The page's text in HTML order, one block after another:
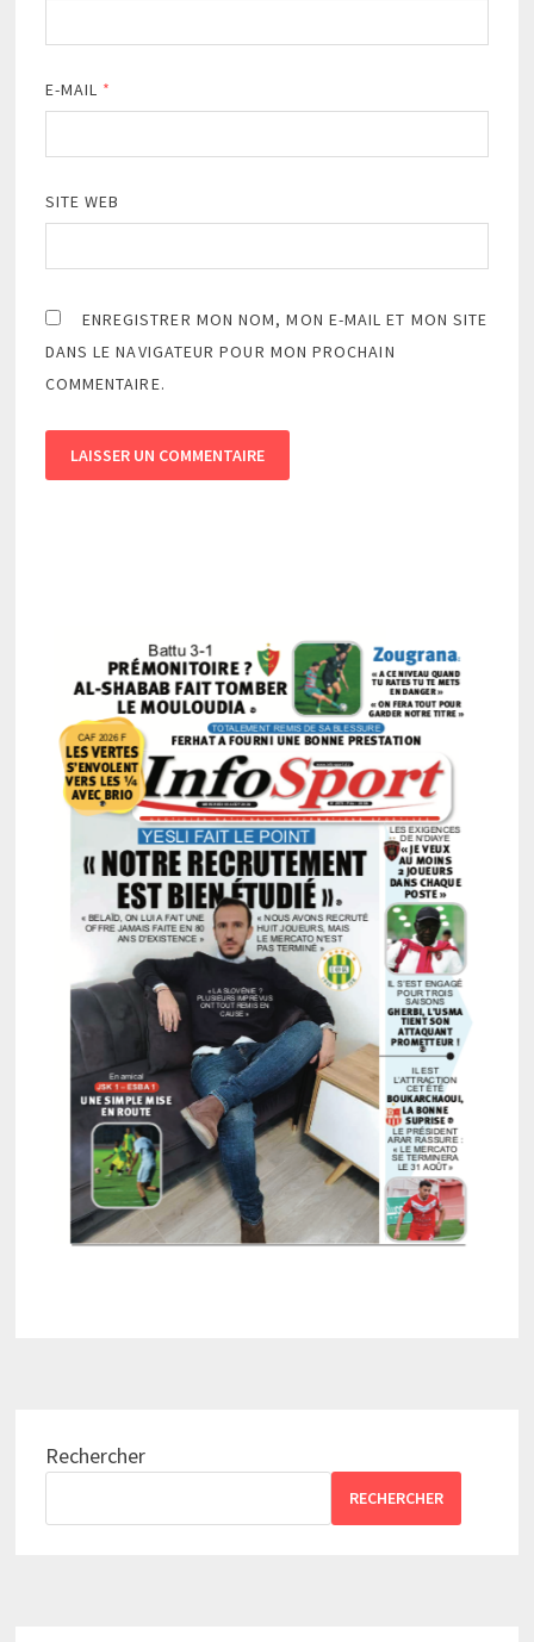
E-MAIL *
SITE WEB
ENREGISTRER MON NOM, MON E-MAIL ET MON SITE
DANS LE NAVIGATEUR POUR MON PROCHAIN
COMMENTAIRE.
Rechercher
RECHERCHER